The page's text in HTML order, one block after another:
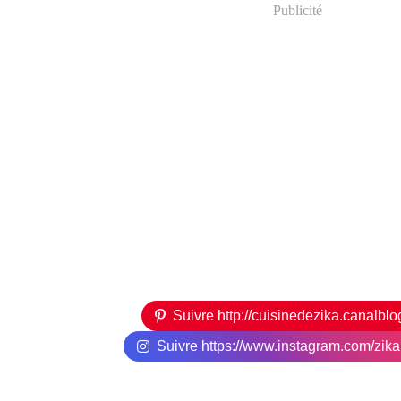
Publicité
Suivre http://
Suivre https://www.instagram.com/